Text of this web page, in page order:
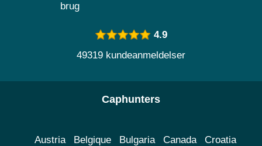
brug
4.9
49319 kundeanmeldelser
Caphunters
Austria Belgique Bulgaria Canada Croatia